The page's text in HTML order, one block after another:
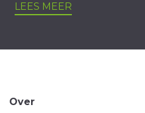
LEES MEER
Over